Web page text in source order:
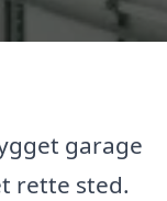
garage
rette sted.